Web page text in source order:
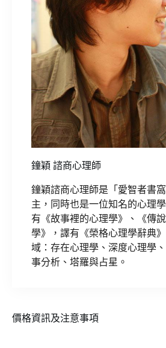
鐘穎 諮商心理師
鐘穎諮商心理師是「愛智者書
主，同時也是一位知名的心理
有《故事裡的心理學》、《傳
學》，譯有《榮格心理學辭典
域：存在心理學、深度心理學
事分析、塔羅與占星。
價格資訊及注意事項